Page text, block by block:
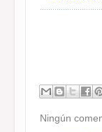
Ningún